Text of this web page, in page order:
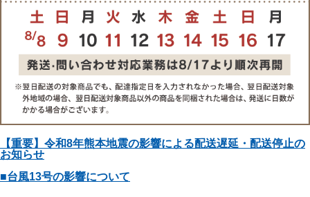
【重要】令和8年熊本地震の影響による配送遅延・配送停止の
お知らせ
■台風13号の影響について